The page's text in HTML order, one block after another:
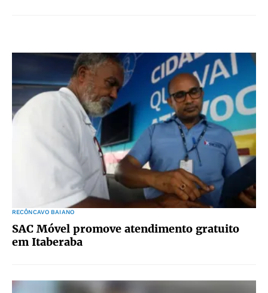
RECÔNCAVO BAIANO
SAC Móvel promove atendimento gratuito
em Itaberaba